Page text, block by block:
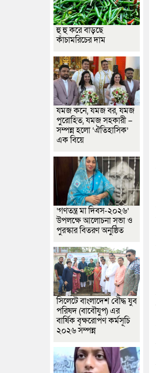
হু হু করে বাড়ছে
কাঁচামরিচের দাম
যমজ কনে, যমজ বর, যমজ
পুরোহিত, যমজ সহকারী –
সম্পন্ন হলো ‘ঐতিহাসিক’
এক বিয়ে
‘গণতন্ত্র মা দিবস-২০২৬’
উপলক্ষে আলোচনা সভা ও
পুরস্কার বিতরণ অনুষ্ঠিত
সিলেটে বাংলাদেশ বৌদ্ধ যুব
পরিষদ (বাবৌযুপ) এর
বার্ষিক বৃক্ষরোপণ কর্মসূচি
২০২৬ সম্পন্ন